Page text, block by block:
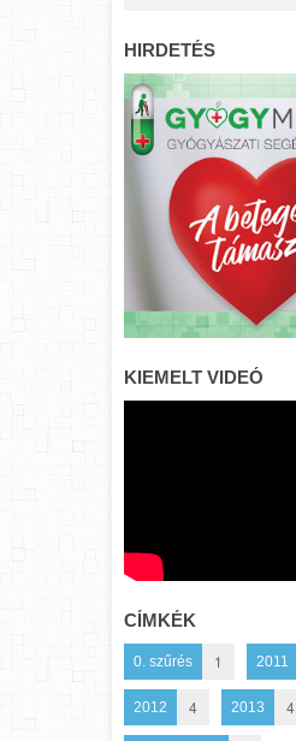
HIRDETÉS
KIEMELT VIDEÓ
CÍMKÉK
0. szűrés 1 2011
2012 4 2013 4